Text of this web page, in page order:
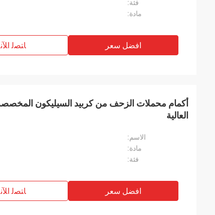
فئة:
مادة:
افضل سعر ﺎﺘﺼﻟ ﺍﻶﻧ
أكمام محملات الزحف من كربيد السيليكون
العالية
الاسم:
مادة:
فئة:
افضل سعر ﺎﺘﺼﻟ ﺍﻶﻧ